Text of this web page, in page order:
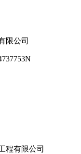
限公司
程有限公司